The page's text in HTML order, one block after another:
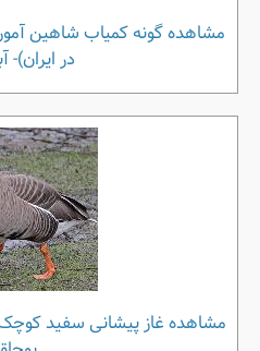
مشاهده گونه کمیاب شاهین
در ایران)-